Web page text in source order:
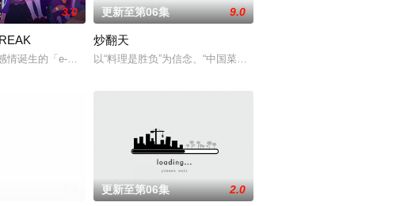
同为14岁、憧憬
3.0
情诞生的「e-脉冲」，被作为AI辅助装置「辅助蛋」的能量源被运用。
更新至第06集 9.0
炒翻天
以“料理是胜负”为信念、“中国菜霸王”秋山阶一郎的孙子秋山酱在
更新至第06集 2.0